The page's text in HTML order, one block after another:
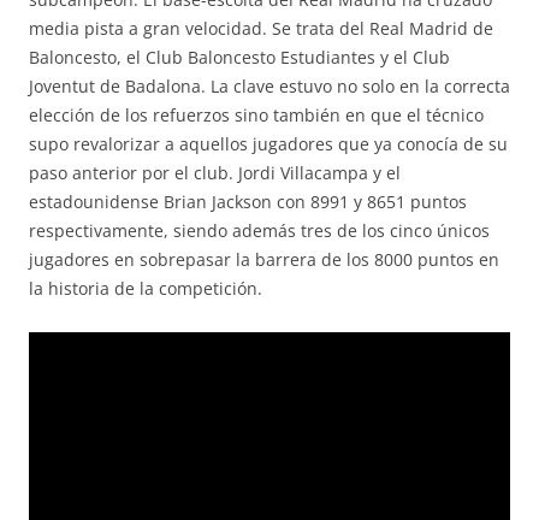
media pista a gran velocidad. Se trata del Real Madrid de
Baloncesto, el Club Baloncesto Estudiantes y el Club
Joventut de Badalona. La clave estuvo no solo en la correcta
elección de los refuerzos sino también en que el técnico
supo revalorizar a aquellos jugadores que ya conocía de su
paso anterior por el club. Jordi Villacampa y el
estadounidense Brian Jackson con 8991 y 8651 puntos
respectivamente, siendo además tres de los cinco únicos
jugadores en sobrepasar la barrera de los 8000 puntos en
la historia de la competición.